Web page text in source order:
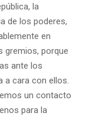
la
de los poderes,
en
gremios, porque
ante los
cara con ellos.
un contacto
para la